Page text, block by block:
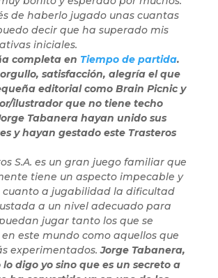
de haberlo jugado unas cuantas
decir que ha superado mis
iniciales.
completa en Tiempo de partida.
satisfacción, alegría el que
editorial como Brain Picnic y
ilustrador que no tiene techo
Tabanera hayan unido sus
y hayan gestado este Trasteros
S.A. es un gran juego familiar que
tiene un aspecto impecable y
cuanto a jugabilidad la dificultad
a un nivel adecuado para
jugar tanto los que se
este mundo como aquellos que
experimentados.Jorge Tabanera,
lo digo yo sino que es un secreto a